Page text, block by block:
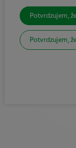
Potvrdzujem,
Potvrdzujem,